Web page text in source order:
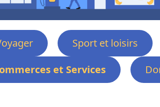
Sport et loisirs
et Services